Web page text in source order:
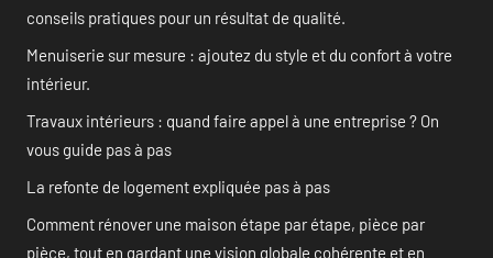
conseils pratiques pour un résultat de qualité.
Menuiserie sur mesure : ajoutez du style et du confort à votre
intérieur.
Travaux intérieurs : quand faire appel à une entreprise ? On
vous guide pas à pas
La refonte de logement expliquée pas à pas
Comment rénover une maison étape par étape, pièce par
pièce, tout en gardant une vision globale cohérente et en